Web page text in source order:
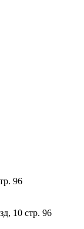
96
10 стр. 96